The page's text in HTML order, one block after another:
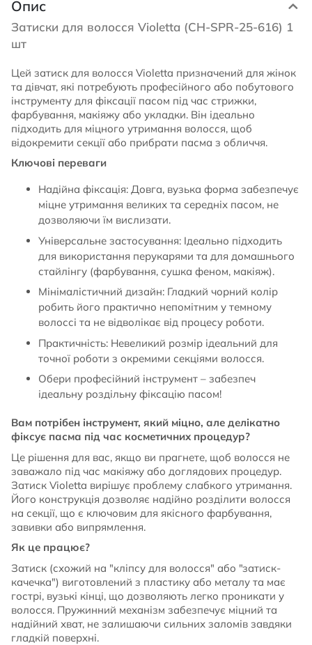
Опис
Затиски для волосся Violetta (CH-SPR-25-616) 1
шт
Цей затиск для волосся Violetta призначений для жінок
та дівчат, які потребують професійного або побутового
інструменту для фіксації пасом під час стрижки,
фарбування, макіяжу або укладки. Він ідеально
підходить для міцного утримання волосся, щоб
відокремити секції або прибрати пасма з обличчя.
Ключові переваги
Надійна фіксація: Довга, вузька форма забезпечує
міцне утримання великих та середніх пасом, не
дозволяючи їм вислизати.
Універсальне застосування: Ідеально підходить
для використання перукарями та для домашнього
стайлінгу (фарбування, сушка феном, макіяж).
Мінімалістичний дизайн: Гладкий чорний колір
робить його практично непомітним у темному
волоссі та не відволікає від процесу роботи.
Практичність: Невеликий розмір ідеальний для
точної роботи з окремими секціями волосся.
Обери професійний інструмент – забезпеч
ідеальну роздільну фіксацію пасом!
Вам потрібен інструмент, який міцно, але делікатно
фіксує пасма під час косметичних процедур?
Це рішення для вас, якщо ви прагнете, щоб волосся не
заважало під час макіяжу або доглядових процедур.
Затиск Violetta вирішує проблему слабкого утримання.
Його конструкція дозволяє надійно розділити волосся
на секції, що є ключовим для якісного фарбування,
завивки або випрямлення.
Як це працює?
Затиск (схожий на "кліпсу для волосся" або "затиск-
качечка") виготовлений з пластику або металу та має
гострі, вузькі кінці, що дозволяють легко проникати у
волосся. Пружинний механізм забезпечує міцний та
надійний хват, не залишаючи сильних заломів завдяки
гладкій поверхні.